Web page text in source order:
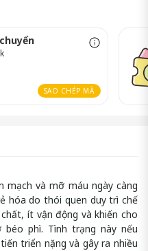
SAO CHÉP MÃ
mạch và mỡ máu ngày càng
hóa do thói quen duy trì chế
ít vận động và khiến cho
phì. Tình trạng này nếu
triển nặng và gây ra nhiều